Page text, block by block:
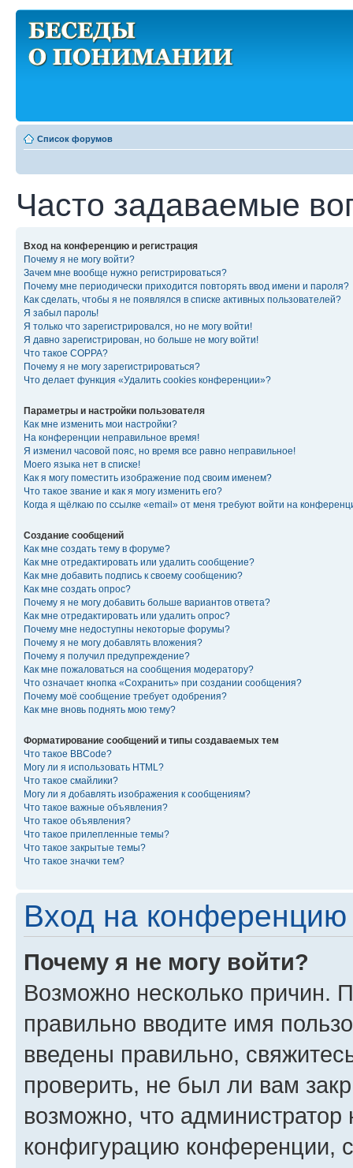
Список форумов
Часто задаваемые
Вход на конференцию и регистрация
Почему я не могу войти?
Зачем мне вообще нужно регистрироваться?
Почему мне периодически приходится повторять ввод имени и пароля?
Как сделать, чтобы я не появлялся в списке активных пользователей?
Я забыл пароль!
Я только что зарегистрировался, но не могу войти!
Я давно зарегистрирован, но больше не могу войти!
Что такое COPPA?
Почему я не могу зарегистрироваться?
Что делает функция «Удалить cookies конференции»?
Параметры и настройки пользователя
Как мне изменить мои настройки?
На конференции неправильное время!
Я изменил часовой пояс, но время все равно неправильное!
Моего языка нет в списке!
Как я могу поместить изображение под своим именем?
Что такое звание и как я могу изменить его?
Когда я щёлкаю по ссылке «email» от меня требуют войти на
Создание сообщений
Как мне создать тему в форуме?
Как мне отредактировать или удалить сообщение?
Как мне добавить подпись к своему сообщению?
Как мне создать опрос?
Почему я не могу добавить больше вариантов ответа?
Как мне отредактировать или удалить опрос?
Почему мне недоступны некоторые форумы?
Почему я не могу добавлять вложения?
Почему я получил предупреждение?
Как мне пожаловаться на сообщения модератору?
Что означает кнопка «Сохранить» при создании сообщения?
Почему моё сообщение требует одобрения?
Как мне вновь поднять мою тему?
Форматирование сообщений и типы создаваемых тем
Что такое BBCode?
Могу ли я использовать HTML?
Что такое смайлики?
Могу ли я добавлять изображения к сообщениям?
Что такое важные объявления?
Что такое объявления?
Что такое прилепленные темы?
Что такое закрытые темы?
Что такое значки тем?
Вход на конференцию
Почему я не могу войти?
Возможно несколько причин.
правильно вводите имя
введены правильно,
проверить, не был ли вам
возможно, что администратор
конфигурацию конференции,